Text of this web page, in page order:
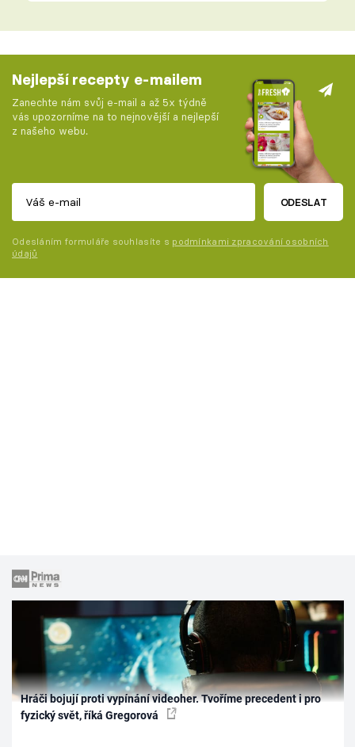
Nejlepší recepty e-mailem
Zanechte nám svůj e-mail a až 5x týdně
vás upozorníme na to nejnovější a nejlepší
z našeho webu.
ODESLAT
Odesláním formuláře souhlasíte s podmínkami zpracování osobních
údajů
Hráči bojují proti vypínání videoher. Tvoříme precedent i pro
fyzický svět, říká Gregorová